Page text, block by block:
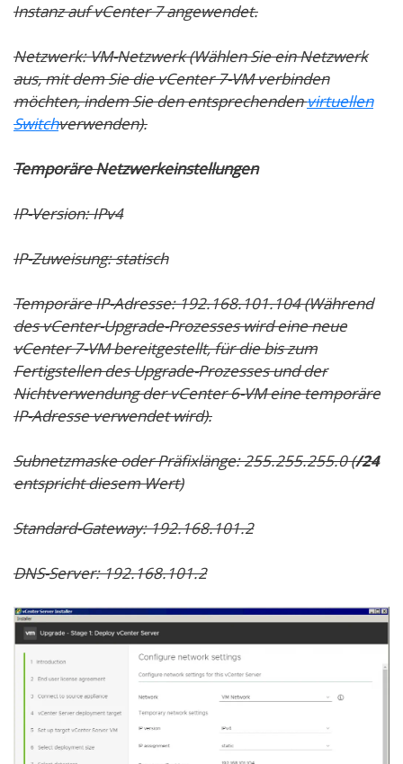
Instanz auf vCenter 7 angewendet.
Netzwerk:VM-Netzwerk(Wählen Sie ein Netzwerk
aus, mit dem Sie die vCenter 7-VM verbinden
möchten, indem Sie den entsprechendenvirtuellen
Switchverwenden).
Temporäre Netzwerkeinstellungen
IP-Version:IPv4
IP-Zuweisung:statisch
Temporäre IP-Adresse:192.168.101.104(Während
des vCenter-Upgrade-Prozesses wird eine neue
vCenter 7-VM bereitgestellt, für die bis zum
Fertigstellen des Upgrade-Prozesses und der
Nichtverwendung der vCenter 6-VM eine temporäre
IP-Adresse verwendet wird).
Subnetzmaske oder Präfixlänge:255.255.255.0(/24
entspricht diesem Wert)
Standard-Gateway:192.168.101.2
DNS-Server:192.168.101.2